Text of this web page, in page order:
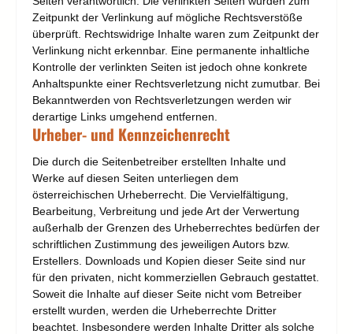
Zeitpunkt der Verlinkung auf mögliche Rechtsverstöße
überprüft. Rechtswidrige Inhalte waren zum Zeitpunkt der
Verlinkung nicht erkennbar. Eine permanente inhaltliche
Kontrolle der verlinkten Seiten ist jedoch ohne konkrete
Anhaltspunkte einer Rechtsverletzung nicht zumutbar. Bei
Bekanntwerden von Rechtsverletzungen werden wir
derartige Links umgehend entfernen.
Urheber- und Kennzeichenrecht
Die durch die Seitenbetreiber erstellten Inhalte und
Werke auf diesen Seiten unterliegen dem
österreichischen Urheberrecht. Die Vervielfältigung,
Bearbeitung, Verbreitung und jede Art der Verwertung
außerhalb der Grenzen des Urheberrechtes bedürfen der
schriftlichen Zustimmung des jeweiligen Autors bzw.
Erstellers. Downloads und Kopien dieser Seite sind nur
für den privaten, nicht kommerziellen Gebrauch gestattet.
Soweit die Inhalte auf dieser Seite nicht vom Betreiber
erstellt wurden, werden die Urheberrechte Dritter
beachtet. Insbesondere werden Inhalte Dritter als solche